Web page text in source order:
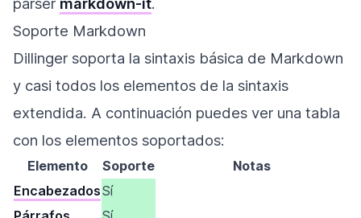
Soporte Markdown
Dillinger soporta la sintaxis básica de Markdown
y casi todos los elementos de la sintaxis
extendida. A continuación puedes ver una tabla
con los elementos soportados:
Elemento Soporte
Notas
EncabezadosSí